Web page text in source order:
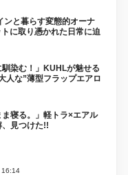
ンと暮らす変態的オーナ
に取り憑かれた日常に迫
馴染む！」KUHLが魅せる
人な”薄型フラップエアロ
ま寝る。」軽トラ×エアル
、見つけた!!
16:14